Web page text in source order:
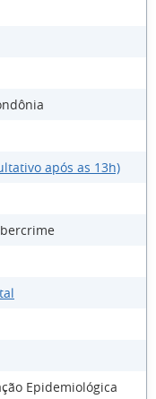
após as 13h)
Epidemiológica